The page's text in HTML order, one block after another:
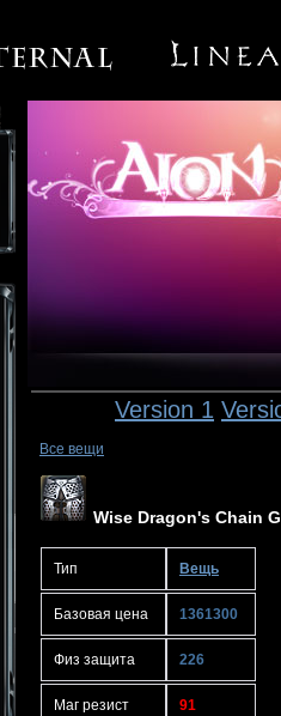
Version 1
Все вещи
Wise Dragon's Chain
Тип Вещь
Базовая цена 1361300
Физ защита 226
Маг резист 91